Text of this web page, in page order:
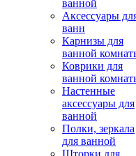
ванной
Аксессуары
ванн
Карнизы для
ванной
Коврики для
ванной
Настенные
аксессуары для
ванной
Полки, зеркала
для ванной
Шторки для